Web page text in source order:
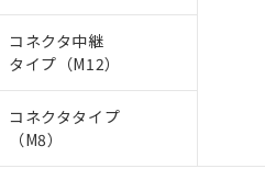
コネクタ中継
タイプ（M12）
コネクタタイプ
（M8）